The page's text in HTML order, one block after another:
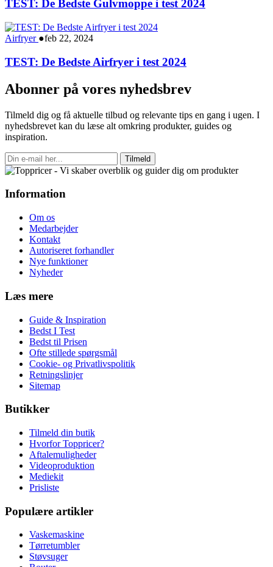
TEST: De Bedste Gulvmoppe i test 2024
Airfryer ●feb 22, 2024
TEST: De Bedste Airfryer i test 2024
Abonner på vores nyhedsbrev
Tilmeld dig og få aktuelle tilbud og relevante tips en gang i ugen. I
nyhedsbrevet kan du læse alt omkring produkter, guides og
inspiration.
Tilmeld
Information
Om os
Medarbejder
Kontakt
Autoriseret forhandler
Nye funktioner
Nyheder
Læs mere
Guide & Inspiration
Bedst I Test
Bedst til Prisen
Ofte stillede spørgsmål
Cookie- og Privatlivspolitik
Retningslinjer
Sitemap
Butikker
Tilmeld din butik
Hvorfor Toppricer?
Aftalemuligheder
Videoproduktion
Mediekit
Prisliste
Populære artikler
Vaskemaskine
Tørretumbler
Støvsuger